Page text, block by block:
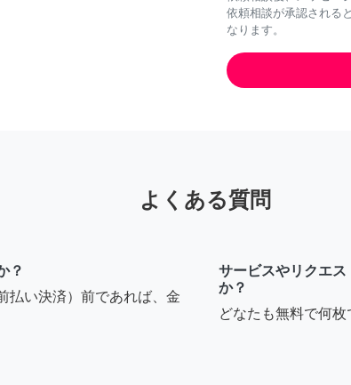
依頼相談が承認される
なります。
よくある質問
？
払い決済）前であれば、金
サービスやリクエ
か？
どなたも無料で何枚